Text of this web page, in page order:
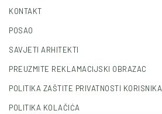
KONTAKT
POSAO
SAVJETI ARHITEKTI
PREUZMITE REKLAMACIJSKI OBRAZAC
POLITIKA ZAŠTITE PRIVATNOSTI KORISNIKA
POLITIKA KOLAČIĆA